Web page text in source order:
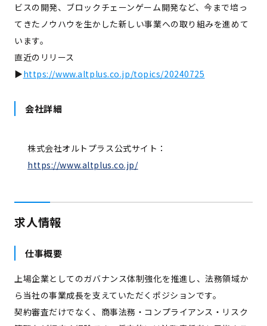
ビスの開発、ブロックチェーンゲーム開発など、今まで培っ
てきたノウハウを生かした新しい事業への取り組みを進めて
います。
直近のリリース
▶https://www.altplus.co.jp/topics/20240725
会社詳細
株式会社オルトプラス公式サイト：
https://www.altplus.co.jp/
求人情報
仕事概要
上場企業としてのガバナンス体制強化を推進し、法務領域か
ら当社の事業成長を支えていただくポジションです。
契約審査だけでなく、商事法務・コンプライアンス・リスク